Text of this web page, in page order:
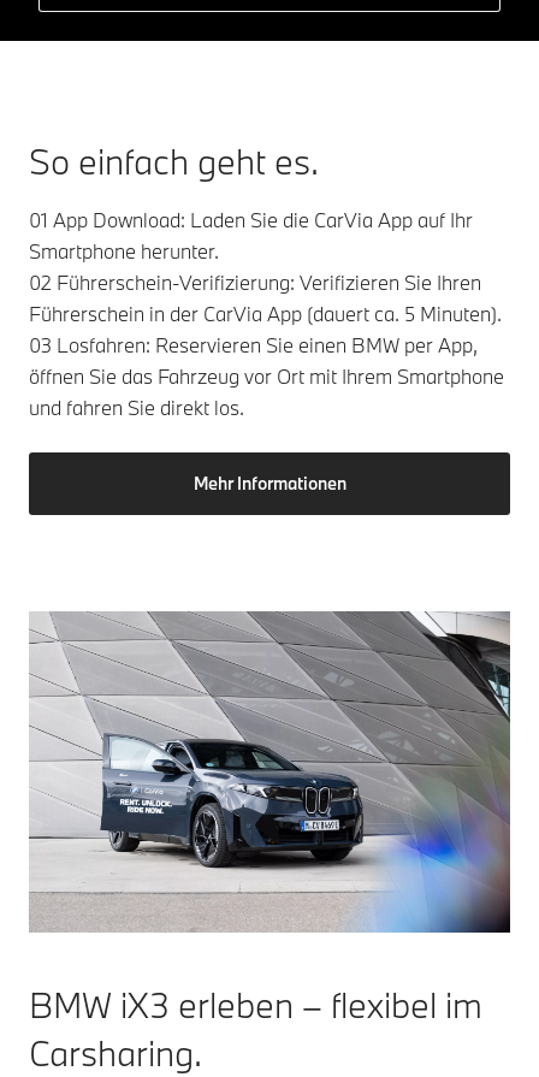
So einfach geht es.
01 App Download: Laden Sie die CarVia App auf Ihr
Smartphone herunter.
02 Führerschein-Verifizierung: Verifizieren Sie Ihren
Führerschein in der CarVia App (dauert ca. 5 Minuten).
03 Losfahren: Reservieren Sie einen BMW per App,
öffnen Sie das Fahrzeug vor Ort mit Ihrem Smartphone
und fahren Sie direkt los.
Mehr Informationen
BMW iX3 erleben – flexibel im
Carsharing.